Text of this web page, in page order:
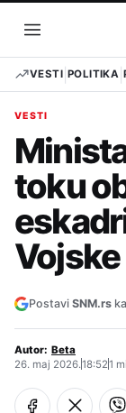
sadržaj
Otvori
meni
VESTI POLITIKA
VESTI
toku
Postavi SNM.rs
Autor: Beta
26. maj 2026.18:521